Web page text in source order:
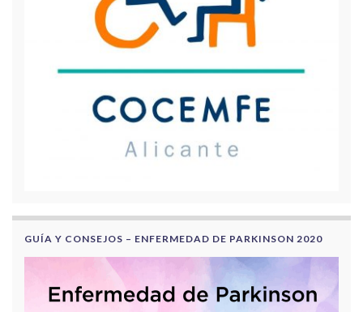
GUÍA Y CONSEJOS – ENFERMEDAD DE PARKINSON 2020